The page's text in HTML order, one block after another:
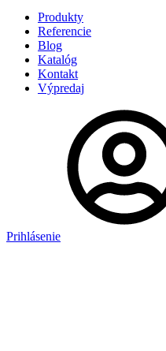
Produkty
Referencie
Blog
Katalóg
Kontakt
Výpredaj
Prihlásenie